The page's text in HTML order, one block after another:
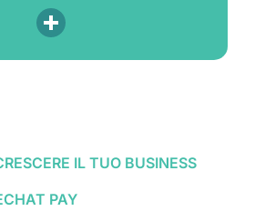
IL TUO BUSINESS
PAY